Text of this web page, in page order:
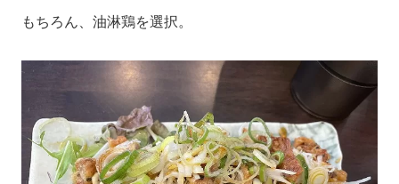
もちろん、油淋鶏を選択。